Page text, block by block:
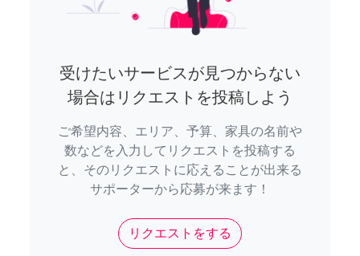
受けたいサービスが見つからない
場合はリクエストを投稿しよう
ご希望内容、エリア、予算、家具の名前や
数などを入力してリクエストを投稿する
と、そのリクエストに応えることが出来る
サポーターから応募が来ます！
リクエストをする